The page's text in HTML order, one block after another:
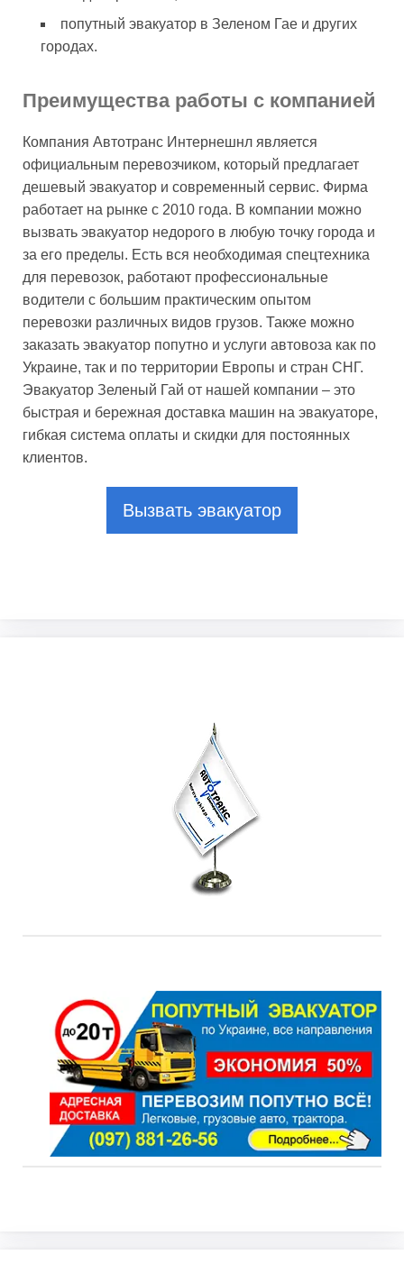
попутный эвакуатор в Зеленом Гае и других
городах.
Преимущества работы с компанией
Компания Автотранс Интернешнл является
официальным перевозчиком, который предлагает
дешевый эвакуатор и современный сервис. Фирма
работает на рынке с 2010 года. В компании можно
вызвать эвакуатор недорого в любую точку города и
за его пределы. Есть вся необходимая спецтехника
для перевозок, работают профессиональные
водители с большим практическим опытом
перевозки различных видов грузов. Также можно
заказать эвакуатор попутно и услуги автовоза как по
Украине, так и по территории Европы и стран СНГ.
Эвакуатор Зеленый Гай от нашей компании – это
быстрая и бережная доставка машин на эвакуаторе,
гибкая система оплаты и скидки для постоянных
клиентов.
Вызвать эвакуатор